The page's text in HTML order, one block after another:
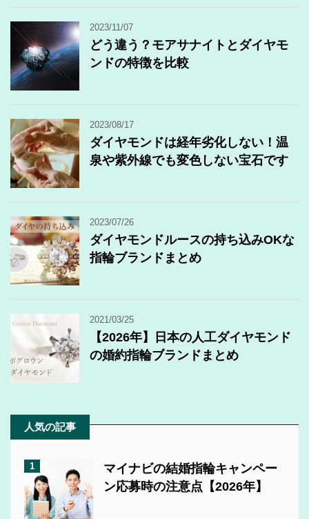
2023/11/07
どう違う？モアサナイトとダイヤモ
ンドの特徴を比較
2023/08/17
ダイヤモンドは経年劣化しない！温
泉や紫外線でも変色しない宝石です
2023/07/26
ダイヤモンドルースの持ち込みOKな
指輪ブランドまとめ
2021/03/25
【2026年】日本の人工ダイヤモンド
の婚約指輪ブランドまとめ
人気の記事
1
マイナビの結婚指輪キャンペー
ン応募時の注意点【2026年】